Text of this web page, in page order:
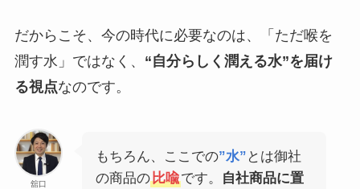
だからこそ、今の時代に必要なのは、「ただ喉を
潤す水」ではなく、 “自分らしく潤える水”を届け
る視点なのです。
舘口
もちろん、ここでの”水” とは御社
の商品の比喩です。
自社商品に置